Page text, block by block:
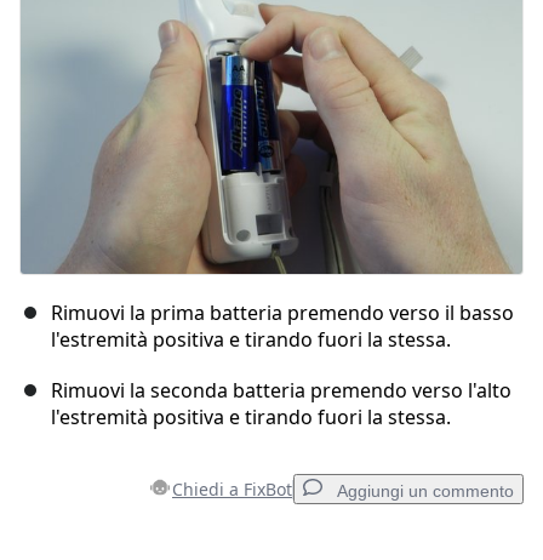
Annulla Pubblica commento
Rimuovi la prima batteria premendo verso il basso
l'estremità positiva e tirando fuori la stessa.
Rimuovi la seconda batteria premendo verso l'alto
l'estremità positiva e tirando fuori la stessa.
Chiedi a FixBot Aggiungi un commento